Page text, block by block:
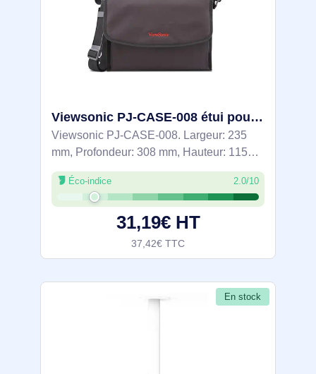
Viewsonic PJ-CASE-008 étui pour projecteur Noir
Viewsonic PJ-CASE-008. Largeur: 235
mm, Profondeur: 308 mm, Hauteur: 115
mm. Largeur du colis: 680 mm, Profondeur
du colis: 335 mm, Hauteur du colis: 510
mm. Largeur brute de la palette: 120 cm,
Éco-indice 2.0/10
31,19€ HT
37,42€ TTC
En stock